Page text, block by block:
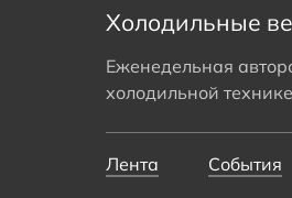
Холодильные
Еженедельная
холодильной технике
Лента События